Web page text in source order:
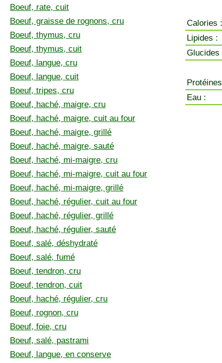
Boeuf, rate, cuit
Boeuf, graisse de rognons, cru
Boeuf, thymus, cru
Boeuf, thymus, cuit
Boeuf, langue, cru
Boeuf, langue, cuit
Boeuf, tripes, cru
Boeuf, haché, maigre, cru
Boeuf, haché, maigre, cuit au four
Boeuf, haché, maigre, grillé
Boeuf, haché, maigre, sauté
Boeuf, haché, mi-maigre, cru
Boeuf, haché, mi-maigre, cuit au four
Boeuf, haché, mi-maigre, grillé
Boeuf, haché, régulier, cuit au four
Boeuf, haché, régulier, grillé
Boeuf, haché, régulier, sauté
Boeuf, salé, déshydraté
Boeuf, salé, fumé
Boeuf, tendron, cru
Boeuf, tendron, cuit
Boeuf, haché, régulier, cru
Boeuf, rognon, cru
Boeuf, foie, cru
Boeuf, salé, pastrami
Boeuf, langue, en conserve
Calories :
Lipides :
Glucides
Eau :